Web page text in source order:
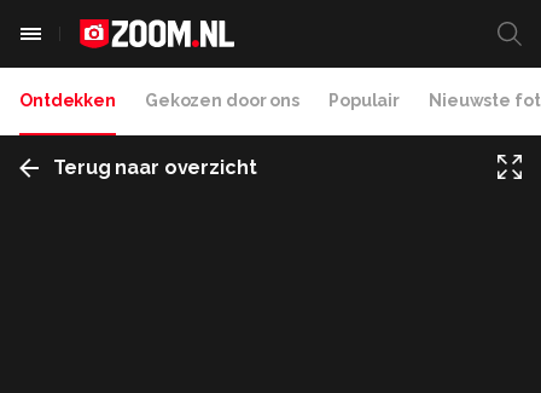
Ontdekken Gekozen door ons Populair Nieuwste
Terug naar overzicht